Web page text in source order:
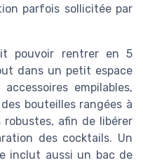
parfois sollicitée par
pouvoir rentrer en 5
dans un petit espace
empilables,
bouteilles rangées à
robustes, afin de libérer
des cocktails. Un
inclut aussi un bac de